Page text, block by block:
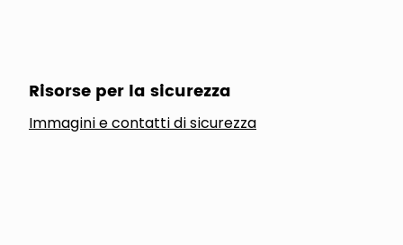
Risorse per la sicurezza
Immagini e contatti di sicurezza